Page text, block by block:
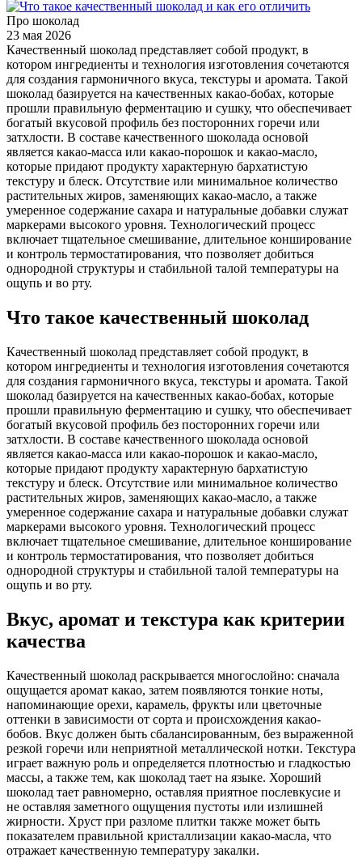
Про шоколад
23 мая 2026
Качественный шоколад представляет собой продукт, в
котором ингредиенты и технология изготовления сочетаются
для создания гармоничного вкуса, текстуры и аромата. Такой
шоколад базируется на качественных какао-бобах, которые
прошли правильную ферментацию и сушку, что обеспечивает
богатый вкусовой профиль без посторонних горечи или
затхлости. В составе качественного шоколада основой
является какао-масса или какао-порошок и какао-масло,
которые придают продукту характерную бархатистую
текстуру и блеск. Отсутствие или минимальное количество
растительных жиров, заменяющих какао-масло, а также
умеренное содержание сахара и натуральные добавки служат
маркерами высокого уровня. Технологический процесс
включает тщательное смешивание, длительное конширование
и контроль термостатирования, что позволяет добиться
однородной структуры и стабильной талой температуры на
ощупь и во рту.
Что такое качественный шоколад
Качественный шоколад представляет собой продукт, в
котором ингредиенты и технология изготовления сочетаются
для создания гармоничного вкуса, текстуры и аромата. Такой
шоколад базируется на качественных какао-бобах, которые
прошли правильную ферментацию и сушку, что обеспечивает
богатый вкусовой профиль без посторонних горечи или
затхлости. В составе качественного шоколада основой
является какао-масса или какао-порошок и какао-масло,
которые придают продукту характерную бархатистую
текстуру и блеск. Отсутствие или минимальное количество
растительных жиров, заменяющих какао-масло, а также
умеренное содержание сахара и натуральные добавки служат
маркерами высокого уровня. Технологический процесс
включает тщательное смешивание, длительное конширование
и контроль термостатирования, что позволяет добиться
однородной структуры и стабильной талой температуры на
ощупь и во рту.
Вкус, аромат и текстура как критерии
качества
Качественный шоколад раскрывается многослойно: сначала
ощущается аромат какао, затем появляются тонкие ноты,
напоминающие орехи, карамель, фрукты или цветочные
оттенки в зависимости от сорта и происхождения какао-
бобов. Вкус должен быть сбалансированным, без выраженной
резкой горечи или неприятной металлической нотки. Текстура
играет важную роль и определяется плотностью и гладкостью
массы, а также тем, как шоколад тает на языке. Хороший
шоколад тает равномерно, оставляя приятное послевкусие и
не оставляя заметного ощущения пустоты или излишней
жирности. Хруст при разломе плитки также может быть
показателем правильной кристаллизации какао-масла, что
отражает качественную температуру закалки.